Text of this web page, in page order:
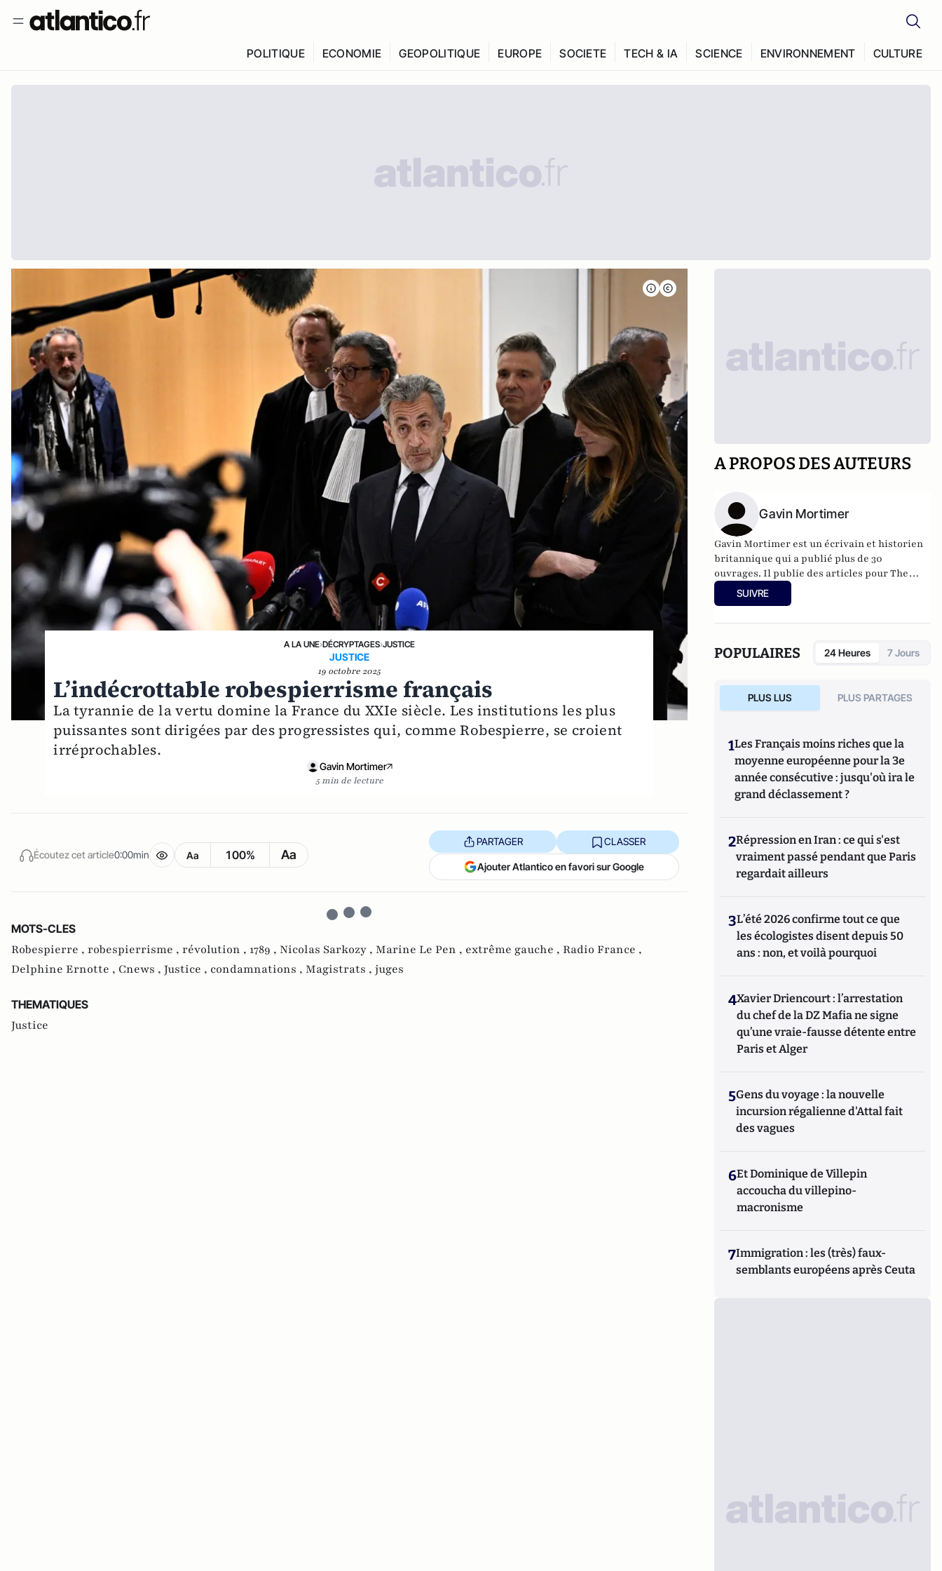
POLITIQUE ECONOMIE GEOPOLITIQUE EUROPE SOCIETE TECH & IA SCIENCE ENVIRONNEMENT CULTURE
A LA UNE›DÉCRYPTAGES›JUSTICE
JUSTICE
19 octobre 2025
L’indécrottable robespierrisme français
La tyrannie de la vertu domine la France du XXIe siècle. Les institutions les plus
puissantes sont dirigées par des progressistes qui, comme Robespierre, se croient
irréprochables.
Gavin Mortimer
5 min de lecture
Écoutez cet article0:00min Aa 100% Aa
PARTAGER CLASSER
Ajouter Atlantico en favori sur Google
MOTS-CLES
Robespierre , robespierrisme , révolution , 1789 , Nicolas Sarkozy , Marine Le Pen , extrême gauche , Radio France ,
Delphine Ernotte , Cnews , Justice , condamnations , Magistrats , juges
THEMATIQUES
Justice
A PROPOS DES AUTEURS
Gavin Mortimer
Gavin Mortimer est un écrivain et historien
britannique qui a publié plus de 30
ouvrages. Il publie des articles pour The
European Conservative, The Daily
Telegraph, The Spectator, The Catholic
SUIVRE
POPULAIRES 24 Heures 7 Jours
PLUS LUS PLUS PARTAGES
1Les Français moins riches que la
moyenne européenne pour la 3e
année consécutive : jusqu'où ira le
grand déclassement ?
2Répression en Iran : ce qui s'est
vraiment passé pendant que Paris
regardait ailleurs
3L’été 2026 confirme tout ce que
les écologistes disent depuis 50
ans : non, et voilà pourquoi
4Xavier Driencourt : l’arrestation
du chef de la DZ Mafia ne signe
qu’une vraie-fausse détente entre
Paris et Alger
5Gens du voyage : la nouvelle
incursion régalienne d'Attal fait
des vagues
6Et Dominique de Villepin
accoucha du villepino-
macronisme
7Immigration : les (très) faux-
semblants européens après Ceuta